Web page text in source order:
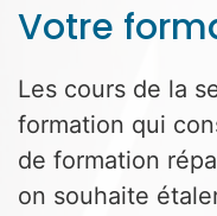
Votre
Les cours de la
formation qui
de formation
on souhaite